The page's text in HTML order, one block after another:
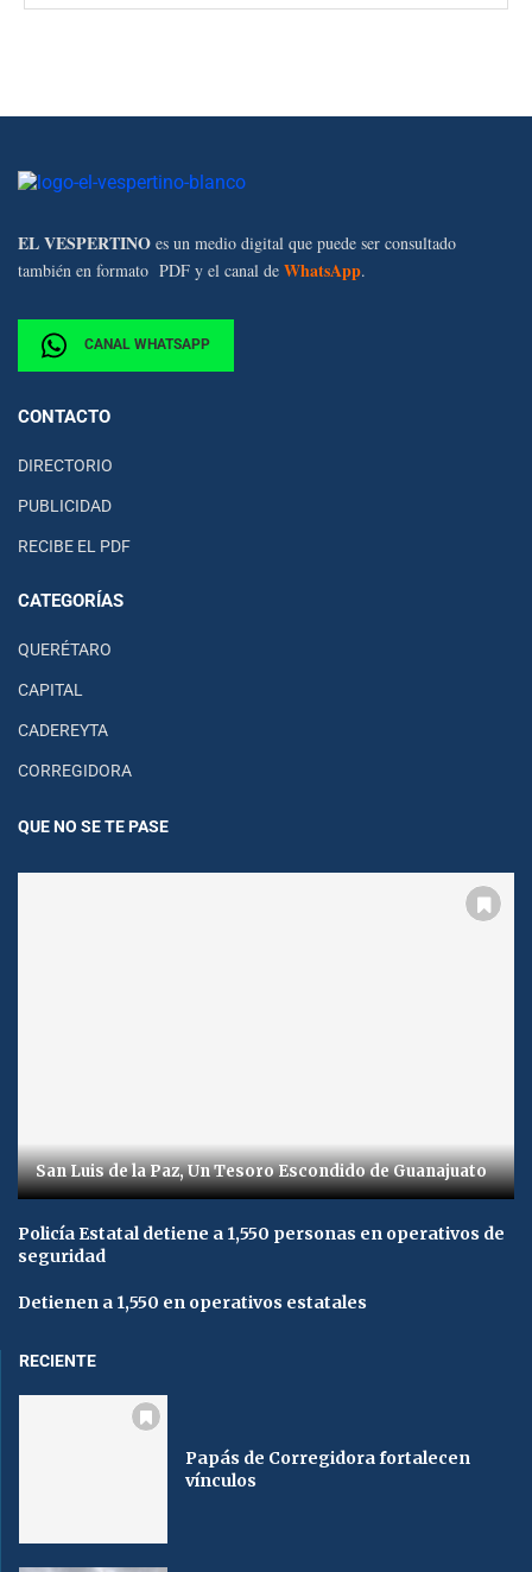
EL VESPERTINO es un medio digital que puede ser consultado
también en formato PDF y el canal de WhatsApp.
CANAL WHATSAPP
CONTACTO
DIRECTORIO
PUBLICIDAD
RECIBE EL PDF
CATEGORÍAS
QUERÉTARO
CAPITAL
CADEREYTA
CORREGIDORA
QUE NO SE TE PASE
San Luis de la Paz, Un Tesoro Escondido de Guanajuato
Policía Estatal detiene a 1,550 personas en operativos de
seguridad
Detienen a 1,550 en operativos estatales
RECIENTE
Papás de Corregidora fortalecen
vínculos